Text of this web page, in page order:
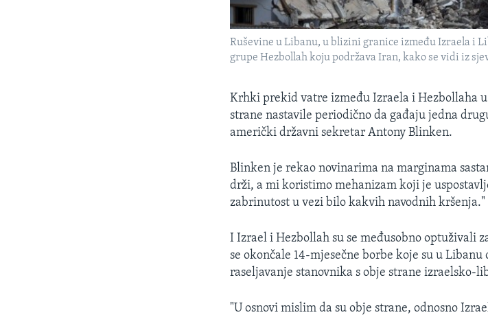
Ruševine u Libanu, u blizini granice između Izraela i
grupe Hezbollah koju podržava Iran, kako se vidi iz
Krhki prekid vatre između Izraela i Hezbollaha
strane nastavile periodično da gađaju jedna
američki državni sekretar Antony Blinken.
Blinken je rekao novinarima na marginama
drži, a mi koristimo mehanizam koji je
zabrinutost u vezi bilo kakvih navodnih kršenja."
I Izrael i Hezbollah su se međusobno optuživali
se okončale 14-mjesečne borbe koje su u
raseljavanje stanovnika s obje strane izraelsko-
"U osnovi mislim da su obje strane, odnosno